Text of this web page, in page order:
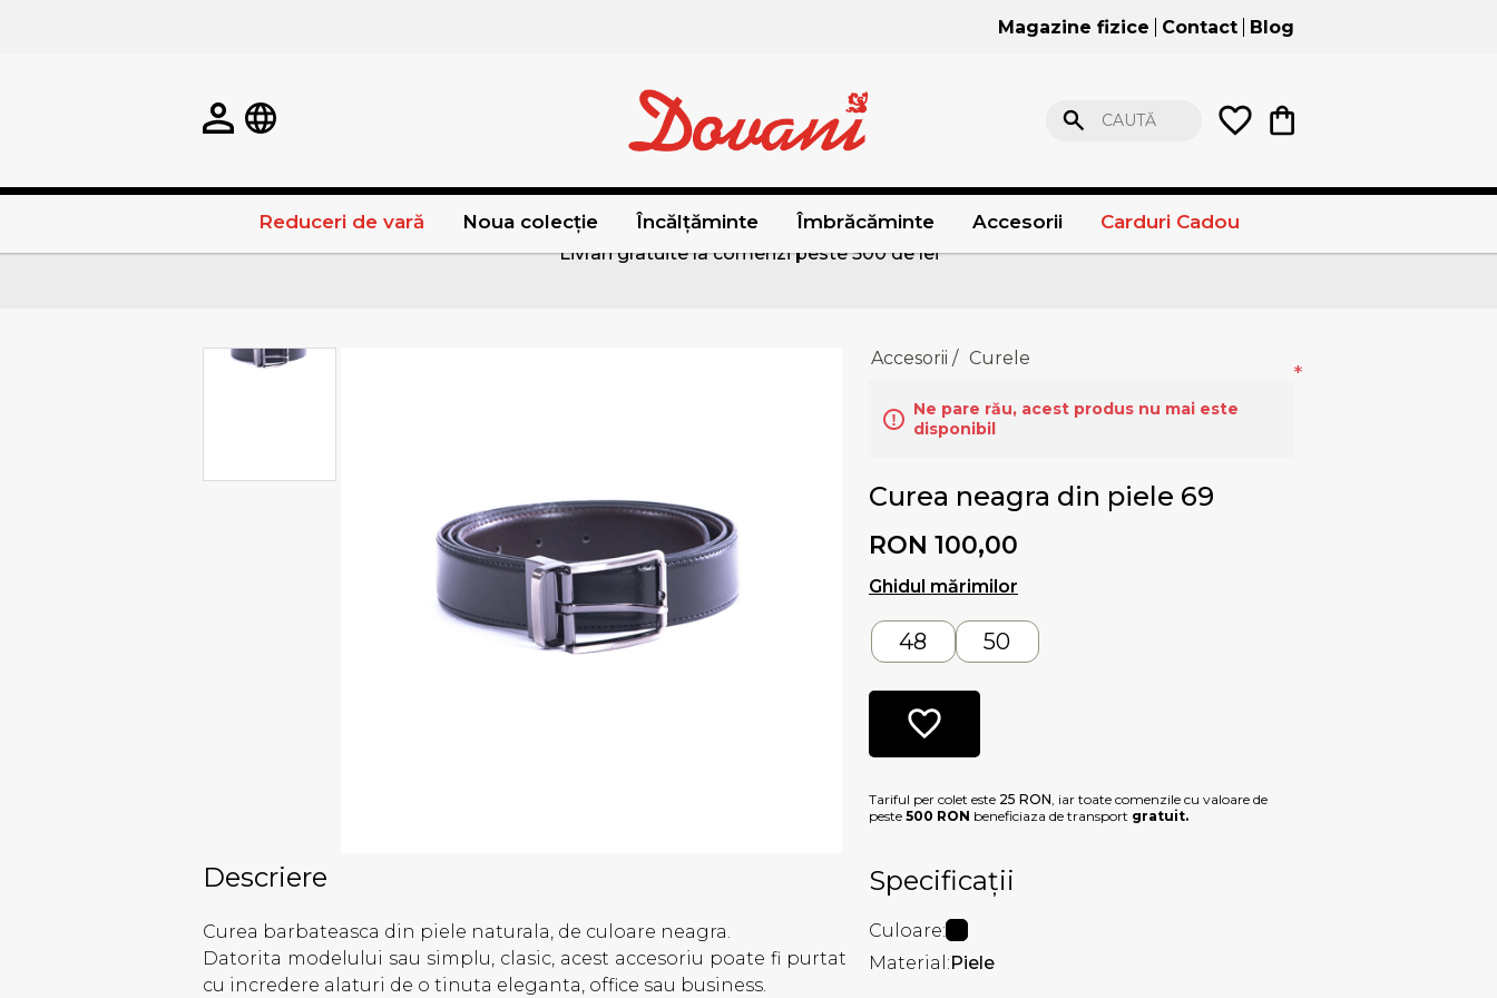
Magazine fizice Contact Blog
CAUTĂ
Reduceri de vară Noua colecție Încălțăminte Îmbrăcăminte Accesorii Carduri Cadou
Livrari gratuite la comenzi peste 500 de lei
Accesorii / Curele
Ne pare rău, acest produs nu mai este
disponibil
Curea neagra din piele 69
RON 100,00
Ghidul mărimilor
*
48 50
Tariful per colet este 25 RON , iar toate comenzile cu valoare de
peste 500 RON beneficiaza de transport gratuit.
Descriere
Curea barbateasca din piele naturala, de culoare neagra.
Datorita modelului sau simplu, clasic, acest accesoriu poate fi purtat
cu incredere alaturi de o tinuta eleganta, office sau business.
Specificații
Culoare:
Material: Piele